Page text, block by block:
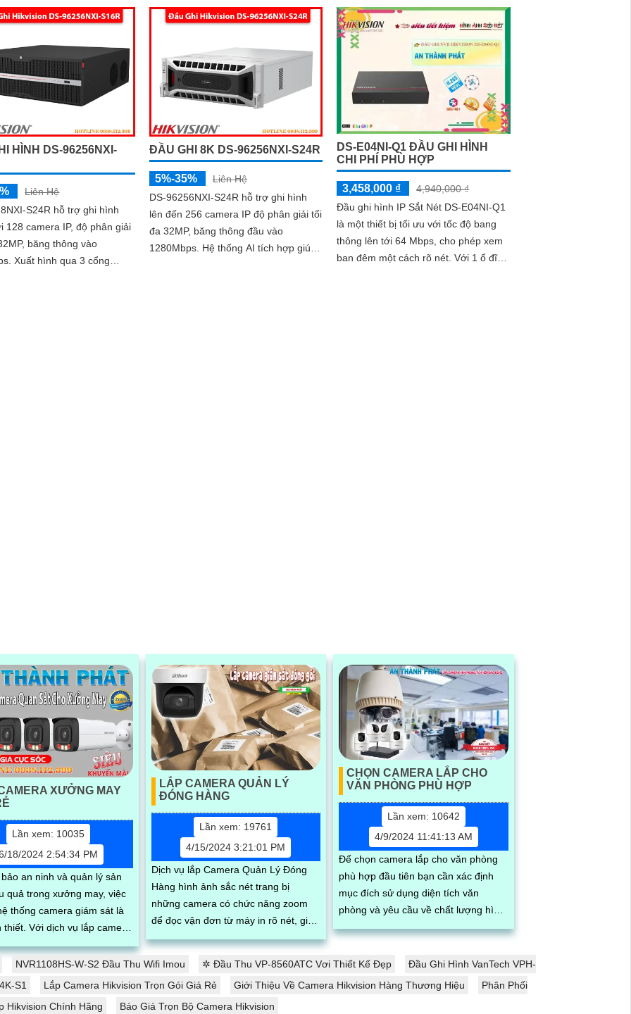
chất lượng hình ảnh sắc nét
HÌNH DS-96256NXI-
Liên Hệ
S24R hỗ trợ ghi hình
128 camera IP, độ phân giải
băng thông vào
3 cổng
ĐẦU GHI 8K DS-96256NXI-S24R
5%-35%
Liên Hệ
DS-96256NXI-S24R hỗ trợ ghi hình
lên đến 256 camera IP độ phân giải tối
đa 32MP, băng thông đầu vào
1280Mbps. Hệ thống AI tích hợp giúp
DS-E04NI-Q1 ĐẦU GHI HÌNH
CHI PHÍ PHÙ HỢP
3,458,000 ₫
4,940,000 ₫
Đầu ghi hình IP Sắt Nét DS-E04NI-Q1
là một thiết bị tối ưu với tốc độ bang
thông lên tới 64 Mbps, cho phép xem
ban đêm một cách rõ nét. Với 1 ổ đĩa
XƯỞNG MAY
Lần xem: 10035
18/2024 2:54:34 PM
an ninh và quản lý sản
quả trong xưởng may, việc
thống camera giám sát là
vụ lắp camera
giá rẻ của chúng tôi,...
LẮP CAMERA QUẢN LÝ
ĐÓNG HÀNG
Lần xem: 19761
4/15/2024 3:21:01 PM
Dịch vụ lắp Camera Quản Lý Đóng
Hàng hình ảnh sắc nét trang bị
những camera có chức năng zoom
để đọc vận đơn từ máy in rõ nét, giải
pháp hiện đại cho doanh nghiệp vận
CHỌN CAMERA LẮP CHO
VĂN PHÒNG PHÙ HỢP
Lần xem: 10642
4/9/2024 11:41:13 AM
Để chọn camera lắp cho văn phòng
phù hợp đầu tiên bạn cần xác định
mục đích sử dụng diện tích văn
phòng và yêu cầu về chất lượng hình
ảnh thiết kế camera đạt tính mỹ thuật
NVR1108HS-W-S2 Đầu Thu Wifi Imou ✲ Đầu Thu VP-8560ATC Vơi Thiết Kế Đẹp
Đầu Ghi Hình VanTech VPH-
S1 Lắp Camera Hikvision Trọn Gói Giá Rẻ Giới Thiệu Về Camera Hikvision Hàng Thương Hiệu
Phân Phối
Hikvision Chính Hãng Báo Giá Trọn Bộ Camera Hikvision